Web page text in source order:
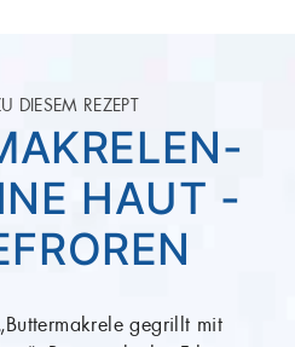
DIESEM REZEPT
HAUT -
gegrillt mit